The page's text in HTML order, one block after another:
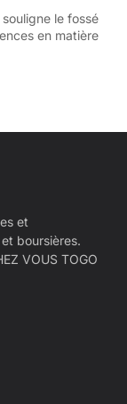
le fossé
en matière
et
boursières.
VOUS TOGO